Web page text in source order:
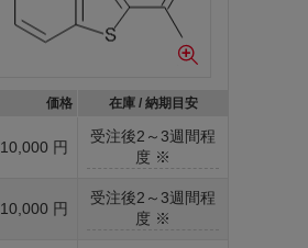
価格 在庫 / 納期目安
10,000 円
受注後2～3週間程
度 ※
10,000 円
受注後2～3週間程
度 ※